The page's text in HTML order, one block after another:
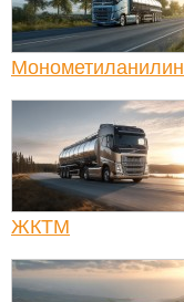
Монометиланилин
ЖКТМ